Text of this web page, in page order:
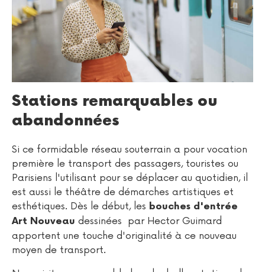
Stations remarquables ou
abandonnées
Si ce formidable réseau souterrain a pour vocation
première le transport des passagers, touristes ou
Parisiens l'utilisant pour se déplacer au quotidien, il
est aussi le théâtre de démarches artistiques et
esthétiques. Dès le début, les bouches d'entrée
Art Nouveau dessinées par Hector Guimard
apportent une touche d'originalité à ce nouveau
moyen de transport.